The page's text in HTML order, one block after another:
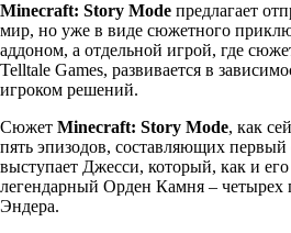
Minecraft: Story Mode предлагает
мир, но уже в виде сюжетного
аддоном, а отдельной игрой, где
Telltale Games, развивается в
игроком решений.
Сюжет Minecraft: Story Mode, как
пять эпизодов, составляющих
выступает Джесси, который, как и его
легендарный Орден Камня – четырех
Эндера.